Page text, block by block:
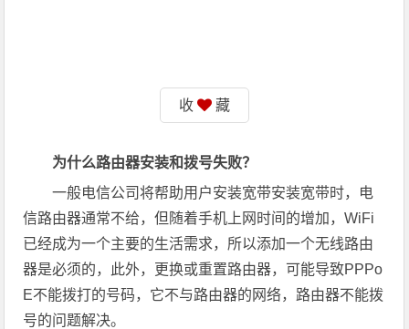
收 藏
为什么路由器安装和拨号失败？
一般电信公司将帮助用户安装宽带安装宽带时，电
信路由器通常不给，但随着手机上网时间的增加，WiFi
已经成为一个主要的生活需求，所以添加一个无线路由
器是必须的，此外，更换或重置路由器，可能导致PPPo
E不能拨打的号码，它不与路由器的网络，路由器不能拨
号的问题解决。